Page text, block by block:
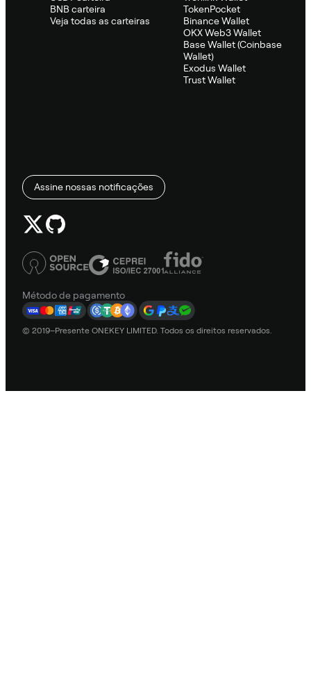
BNB carteira
Veja todas as carteiras
TokenPocket
Binance Wallet
OKX Web3 Wallet
Base Wallet (Coinbase
Wallet)
Exodus Wallet
Trust Wallet
Assine nossas notificações
Método de pagamento
© 2019–Presente ONEKEY LIMITED. Todos os direitos reservados.